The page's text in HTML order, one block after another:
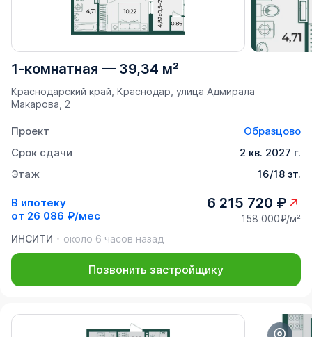
1-комнатная — 39,34 м²
Краснодарский край, Краснодар, улица Адмирала
Макарова, 2
Проект
Образцово
Срок сдачи
2 кв. 2027 г.
Этаж
16/18 эт.
В ипотеку
от 26 086 ₽/мес
6 215 720 ₽
158 000₽/м²
ИНСИТИ
около 6 часов назад
Позвонить застройщику